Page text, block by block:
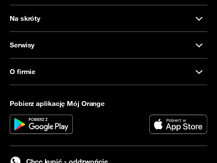
Na skróty
Serwisy
O firmie
Pobierz aplikację Mój Orange